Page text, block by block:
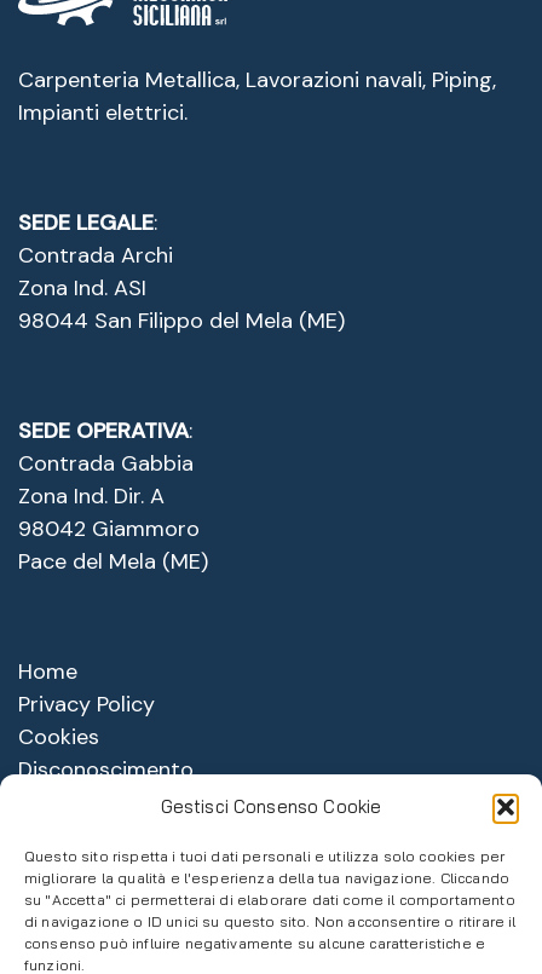
Gestisci Consenso Cookie
Questo sito rispetta i tuoi dati personali e utilizza solo cookies per
migliorare la qualità e l'esperienza della tua navigazione. Cliccando
su "Accetta" ci permetterai di elaborare dati come il comportamento
di navigazione o ID unici su questo sito. Non acconsentire o ritirare il
consenso può influire negativamente su alcune caratteristiche e
funzioni.
Carpenteria Metallica, Lavorazioni navali, Piping,
Impianti elettrici.
SEDE LEGALE:
Contrada Archi
Zona Ind. ASI
98044 San Filippo del Mela (ME)
SEDE OPERATIVA:
Contrada Gabbia
Zona Ind. Dir. A
98042 Giammoro
Pace del Mela (ME)
Home
Privacy Policy
Cookies
Disconoscimento